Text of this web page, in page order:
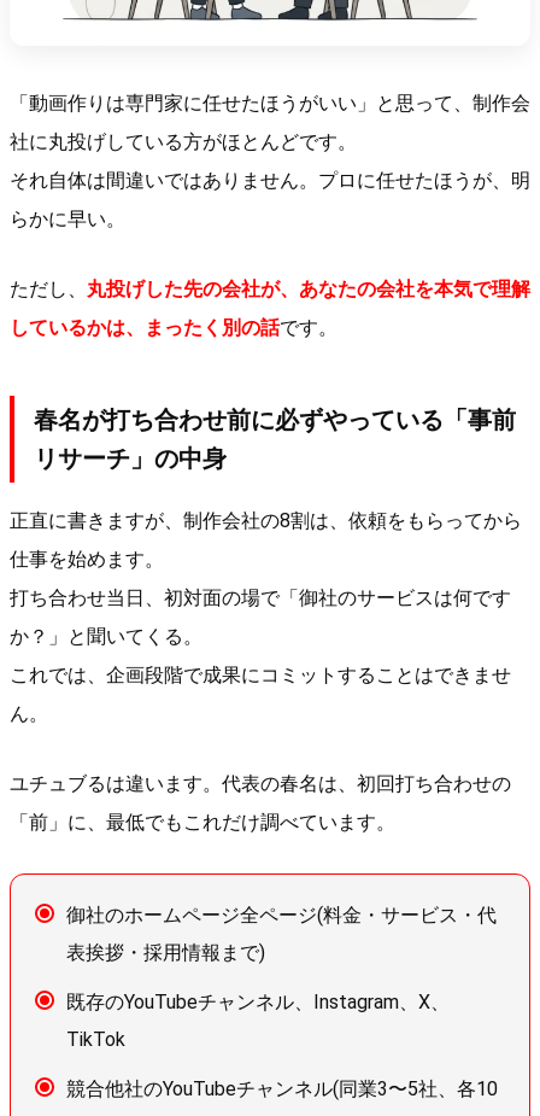
「動画作りは専門家に任せたほうがいい」と思って、制作会
社に丸投げしている方がほとんどです。
それ自体は間違いではありません。プロに任せたほうが、明
らかに早い。
ただし、 丸投げした先の会社が、あなたの会社を本気で理解
しているかは、まったく別の話です。
春名が打ち合わせ前に必ずやっている「事前
リサーチ」の中身
正直に書きますが、制作会社の8割は、依頼をもらってから
仕事を始めます。
打ち合わせ当日、初対面の場で「御社のサービスは何です
か？」と聞いてくる。
これでは、企画段階で成果にコミットすることはできませ
ん。
ユチュブるは違います。代表の春名は、初回打ち合わせの
「前」に、最低でもこれだけ調べています。
御社のホームページ全ページ(料金・サービス・代
表挨拶・採用情報まで)
既存のYouTubeチャンネル、Instagram、X、
TikTok
競合他社のYouTubeチャンネル(同業3〜5社、各10